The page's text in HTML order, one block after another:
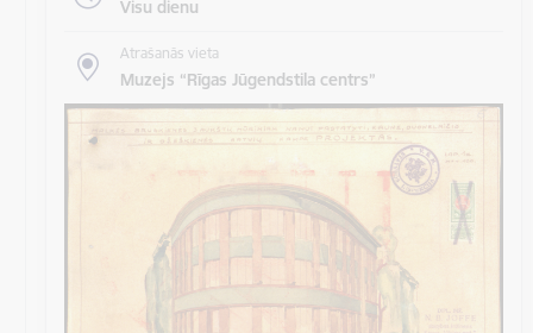
Visu dienu
Atrašanās vieta
Muzejs “Rīgas Jūgendstila centrs”